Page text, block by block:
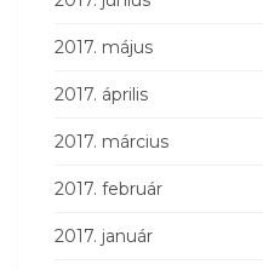
2017. május
2017. április
2017. március
2017. február
2017. január